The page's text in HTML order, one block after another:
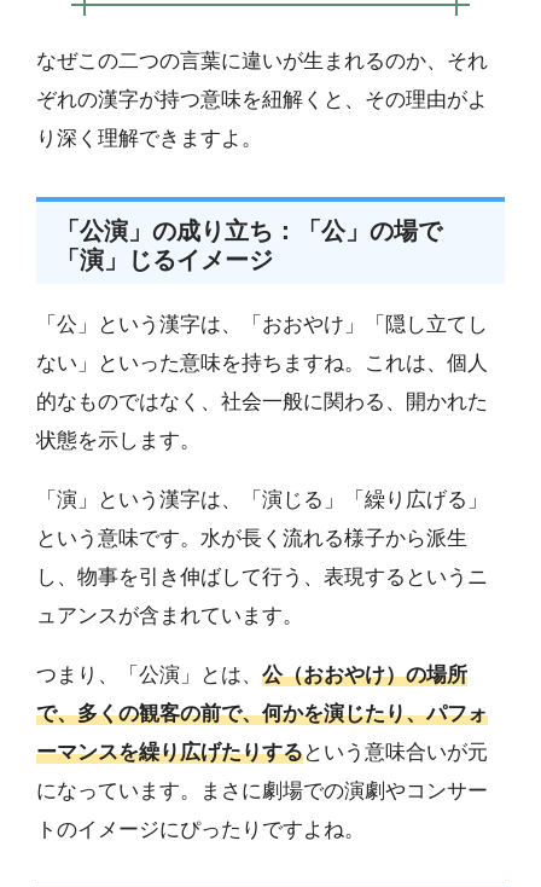
なぜこの二つの言葉に違いが生まれるのか、それ
ぞれの漢字が持つ意味を紐解くと、その理由がよ
り深く理解できますよ。
「公演」の成り立ち：「公」の場で
「演」じるイメージ
「公」という漢字は、「おおやけ」「隠し立てし
ない」といった意味を持ちますね。これは、個人
的なものではなく、社会一般に関わる、開かれた
状態を示します。
「演」という漢字は、「演じる」「繰り広げる」
という意味です。水が長く流れる様子から派生
し、物事を引き伸ばして行う、表現するというニ
ュアンスが含まれています。
つまり、「公演」とは、 公（おおやけ）の場所
で、多くの観客の前で、何かを演じたり、パフォ
ーマンスを繰り広げたりするという意味合いが元
になっています。まさに劇場での演劇やコンサー
トのイメージにぴったりですよね。